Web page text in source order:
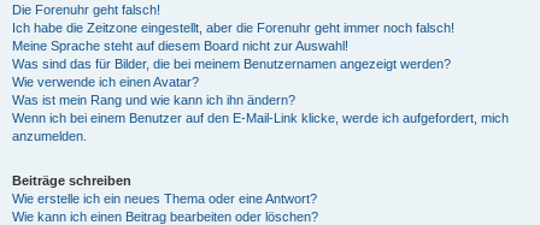
Die Forenuhr geht falsch!
Ich habe die Zeitzone eingestellt, aber die Forenuhr geht immer noch falsch!
Meine Sprache steht auf diesem Board nicht zur Auswahl!
Was sind das für Bilder, die bei meinem Benutzernamen angezeigt werden?
Wie verwende ich einen Avatar?
Was ist mein Rang und wie kann ich ihn ändern?
Wenn ich bei einem Benutzer auf den E-Mail-Link klicke, werde ich aufgefordert, mich
anzumelden.
Beiträge schreiben
Wie erstelle ich ein neues Thema oder eine Antwort?
Wie kann ich einen Beitrag bearbeiten oder löschen?